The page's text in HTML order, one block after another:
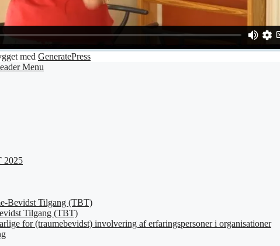
med GeneratePress
2025
Bevidst Tilgang (TBT)
Tilgang (TBT)
for (traumebevidst) involvering af erfaringspersoner i organisationer